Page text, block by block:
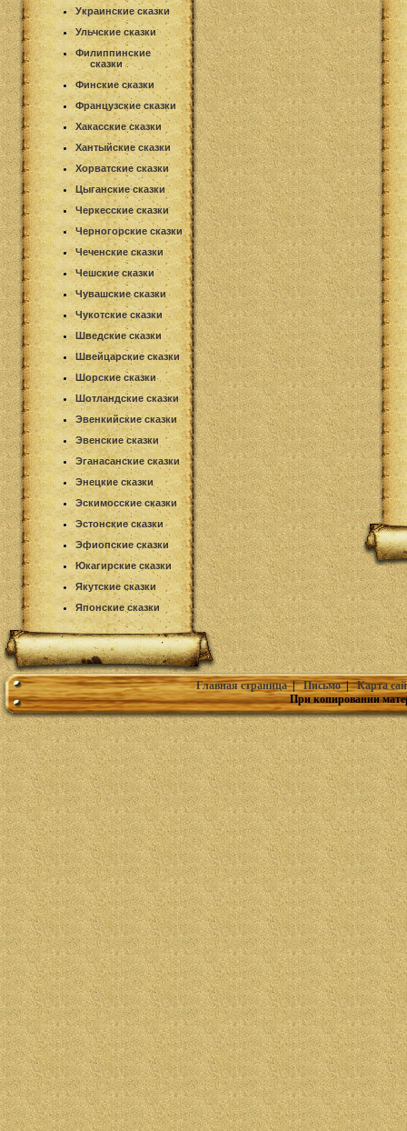
Украинские сказки
Ульчские сказки
Филиппинские
сказки
Финские сказки
Французские сказки
Хакасские сказки
Хантыйские сказки
Хорватские сказки
Цыганские сказки
Черкесские сказки
Черногорские сказки
Чеченские сказки
Чешские сказки
Чувашские сказки
Чукотские сказки
Шведские сказки
Швейцарские сказки
Шорские сказки
Шотландские сказки
Эвенкийские сказки
Эвенские сказки
Эганасанские сказки
Энецкие сказки
Эскимосские сказки
Эстонские сказки
Эфиопские сказки
Юкагирские сказки
Якутские сказки
Японские сказки
Главная страница|Письмо|Карта
При копировании